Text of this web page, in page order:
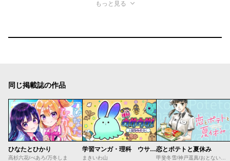
もっと見る
同じ掲載誌の作品
ひなたとひかり
高杉六花/べあろ/万冬しま
学習マンガ・理科 ウサウサ！
まきいわ山
恋とポテトと夏休み